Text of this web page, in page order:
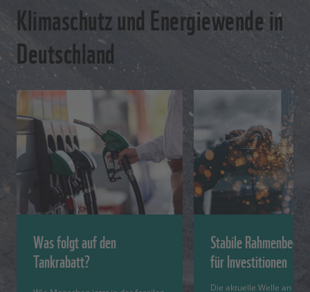
Klimaschutz und Energiewende in
Deutschland
Was folgt auf den
Tankrabatt?
Stabile
für Investitionen
Die aktuelle Welle an